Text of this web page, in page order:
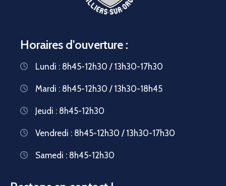
Horaires d'ouverture :
Lundi : 8h45-12h30 / 13h30-17h30
Mardi : 8h45-12h30 / 13h30-18h45
Jeudi : 8h45-12h30
Vendredi : 8h45-12h30 / 13h30-17h30
Samedi : 8h45-12h30